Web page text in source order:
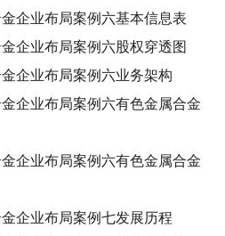
企业布局案例六基本信息表
企业布局案例六股权穿透图
企业布局案例六业务架构
企业布局案例六有色金属合金
企业布局案例六有色金属合金
企业布局案例七发展历程